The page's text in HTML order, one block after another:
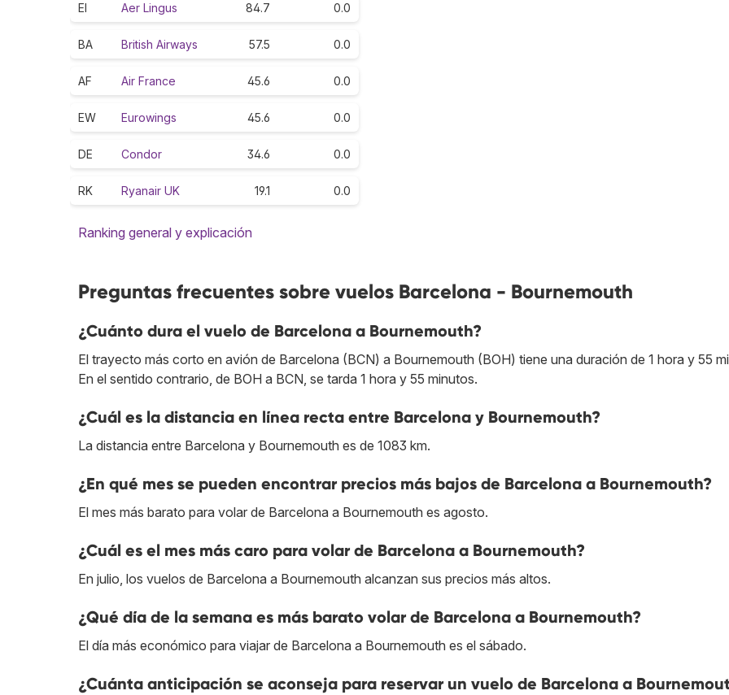
EI Aer Lingus 84.7 0.0
BA British Airways 57.5 0.0
AF Air France 45.6 0.0
EW Eurowings 45.6 0.0
DE Condor 34.6 0.0
RK Ryanair UK 19.1 0.0
Ranking general y explicación
Preguntas frecuentes sobre vuelos Barcelona - Bournemouth
¿Cuánto dura el vuelo de Barcelona a Bournemouth?
El trayecto más corto en avión de Barcelona (BCN) a Bournemouth (BOH) tiene una duración de 1 hora y 55
En el sentido contrario, de BOH a BCN, se tarda 1 hora y 55 minutos.
¿Cuál es la distancia en línea recta entre Barcelona y Bournemouth?
La distancia entre Barcelona y Bournemouth es de 1083 km.
¿En qué mes se pueden encontrar precios más bajos de Barcelona a Bournemouth?
El mes más barato para volar de Barcelona a Bournemouth es agosto.
¿Cuál es el mes más caro para volar de Barcelona a Bournemouth?
En julio, los vuelos de Barcelona a Bournemouth alcanzan sus precios más altos.
¿Qué día de la semana es más barato volar de Barcelona a Bournemouth?
El día más económico para viajar de Barcelona a Bournemouth es el sábado.
¿Cuánta anticipación se aconseja para reservar un vuelo de Barcelona a